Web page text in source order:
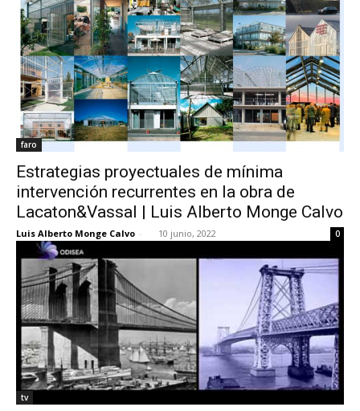
faro
Estrategias proyectuales de mínima
intervención recurrentes en la obra de
Lacaton&Vassal | Luis Alberto Monge Calvo
Luis Alberto Monge Calvo - 10 junio, 2022 0
tv